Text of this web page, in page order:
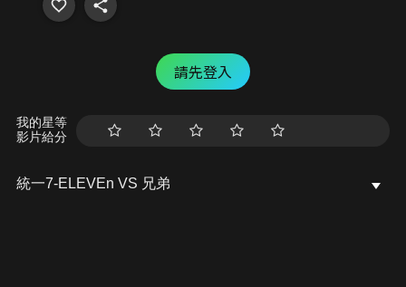
請先登入
我的星等
影片給分
統一7-ELEVEn VS 兄弟